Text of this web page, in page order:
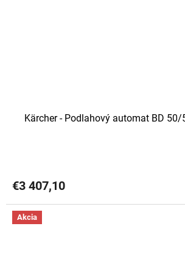
Kärcher - Podlahový automat BD 50/
€3 407,10
Akcia